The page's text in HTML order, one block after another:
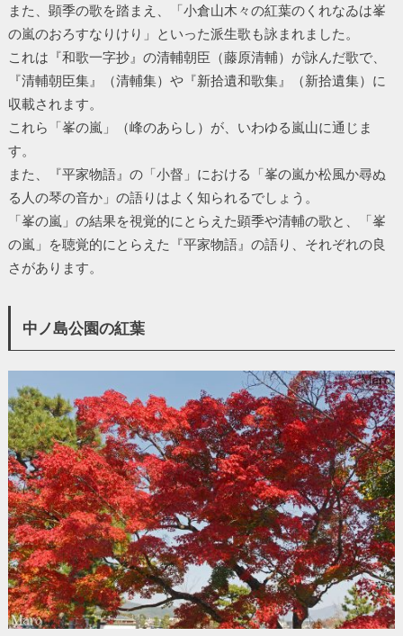
また、顕季の歌を踏まえ、「小倉山木々の紅葉のくれなゐは峯
の嵐のおろすなりけり」といった派生歌も詠まれました。
これは『和歌一字抄』の清輔朝臣（藤原清輔）が詠んだ歌で、
『清輔朝臣集』（清輔集）や『新拾遺和歌集』（新拾遺集）に
収載されます。
これら「峯の嵐」（峰のあらし）が、いわゆる嵐山に通じま
す。
また、『平家物語』の「小督」における「峯の嵐か松風か尋ぬ
る人の琴の音か」の語りはよく知られるでしょう。
「峯の嵐」の結果を視覚的にとらえた顕季や清輔の歌と、「峯
の嵐」を聴覚的にとらえた『平家物語』の語り、それぞれの良
さがあります。
中ノ島公園の紅葉